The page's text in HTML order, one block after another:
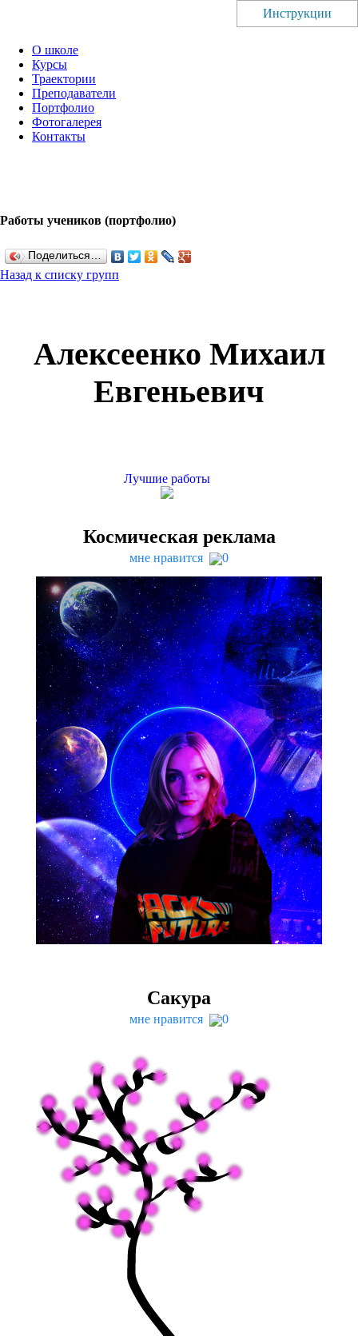
О школе
Курсы
Траектории
Преподаватели
Портфолио
Фотогалерея
Контакты
Работы учеников (портфолио)
Поделиться…
Назад к списку групп
Инструкции
Алексеенко Михаил
Евгеньевич
Лучшие работы
Космическая реклама
мне нравится 0
Сакура
мне нравится 0